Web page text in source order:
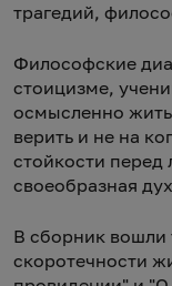
трагедий,
Философские
стоицизме,
осмысленно
верить и не на
стойкости
своеобразная
В сборник
скоротечности